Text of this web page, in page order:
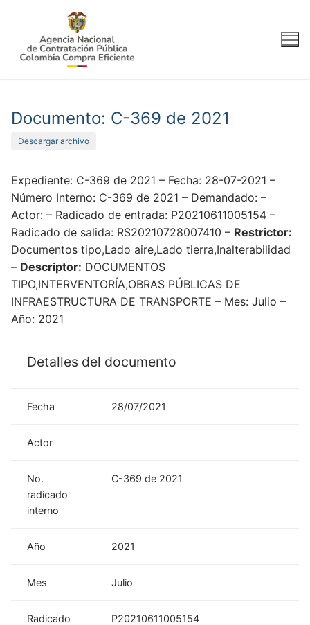
contenido
Documento: C-369 de 2021
Descargar archivo
Expediente: C-369 de 2021 – Fecha: 28-07-2021 –
Número Interno: C-369 de 2021 – Demandado: –
Actor: – Radicado de entrada: P20210611005154 –
Radicado de salida: RS20210728007410 – Restrictor:
Documentos tipo,Lado aire,Lado tierra,Inalterabilidad
– Descriptor: DOCUMENTOS
TIPO,INTERVENTORÍA,OBRAS PÚBLICAS DE
INFRAESTRUCTURA DE TRANSPORTE – Mes: Julio –
Año: 2021
Detalles del documento
Fecha 28/07/2021
Actor
No.
radicado
interno
C-369 de 2021
Año 2021
Mes Julio
Radicado
P20210611005154